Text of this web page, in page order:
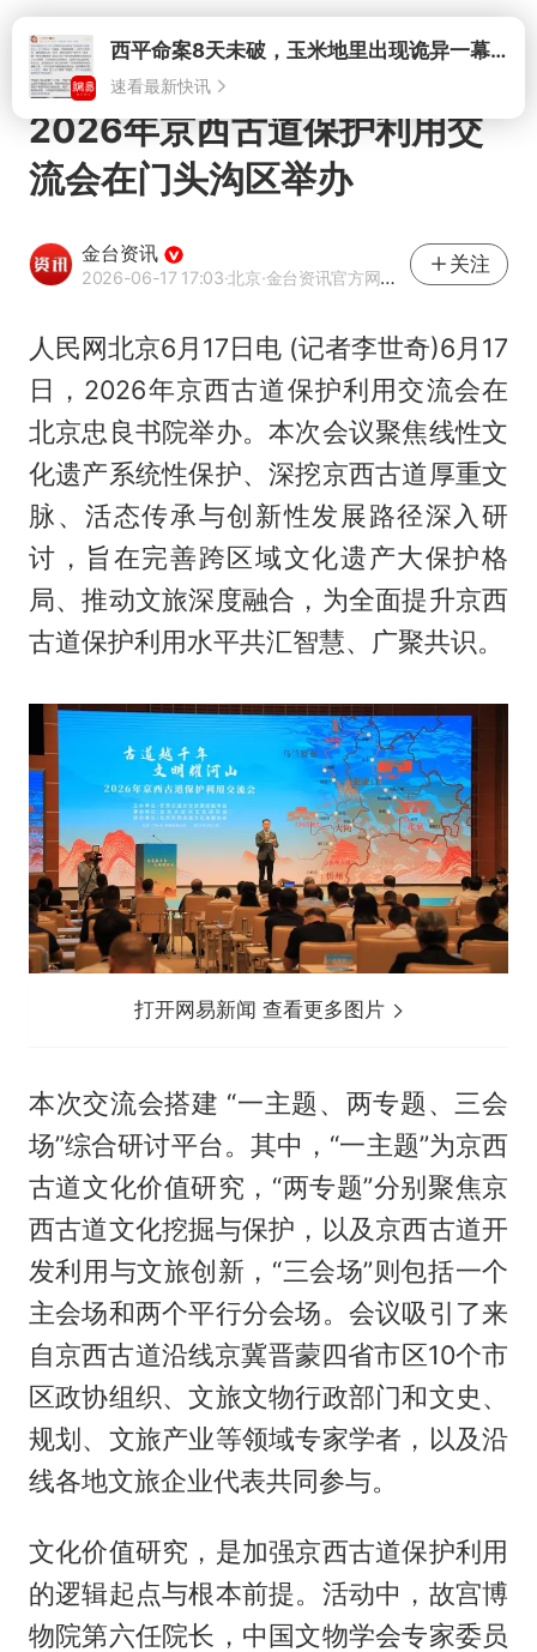
打开西平命案8天未破，玉米地里出现诡异一幕，我突然想起了欧金中
速看最新快讯
2026年京西古道保护利用交
流会在门头沟区举办
金台资讯
2026-06-17 17:03·北京·金台资讯官方网易号
关注
人民网北京6月17日电 (记者李世奇)6月17
日，2026年京西古道保护利用交流会在
北京忠良书院举办。本次会议聚焦线性文
化遗产系统性保护、深挖京西古道厚重文
脉、活态传承与创新性发展路径深入研
讨，旨在完善跨区域文化遗产大保护格
局、推动文旅深度融合，为全面提升京西
古道保护利用水平共汇智慧、广聚共识。
打开网易新闻 查看更多图片
本次交流会搭建 “一主题、两专题、三会
场”综合研讨平台。其中，“一主题”为京西
古道文化价值研究，“两专题”分别聚焦京
西古道文化挖掘与保护，以及京西古道开
发利用与文旅创新，“三会场”则包括一个
主会场和两个平行分会场。会议吸引了来
自京西古道沿线京冀晋蒙四省市区10个市
区政协组织、文旅文物行政部门和文史、
规划、文旅产业等领域专家学者，以及沿
线各地文旅企业代表共同参与。
文化价值研究，是加强京西古道保护利用
的逻辑起点与根本前提。活动中，故宫博
物院第六任院长，中国文物学会专家委员